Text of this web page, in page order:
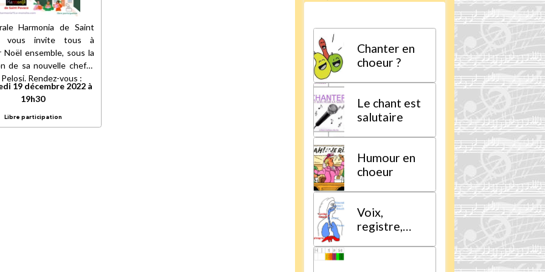
Harmonia de Saint
vous invite tous à
Noël ensemble, sous la
de sa nouvelle cheffe
Rendez-vous :
19 décembre 2022 à
19h30
Libre participation
Chanter en
choeur ?
Le chant est
salutaire
Humour en
choeur
Voix,
registre,